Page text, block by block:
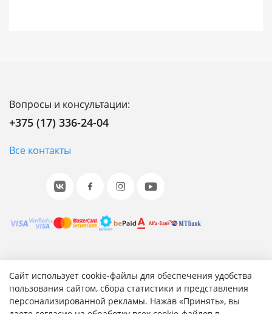
Сайт использует cookie-файлы для обеспечения удобства
пользования сайтом, сбора статистики и представления
персонализированной рекламы. Нажав «Принять», вы
Вопросы и консультации:
+375 (17) 336-24-04
Все контакты
© 2001-2026 «Битрикс», «1С-Битрикс». Работает на 1С-
Битрикс: Управление сайтом.
Согласие на обработку персональных данных